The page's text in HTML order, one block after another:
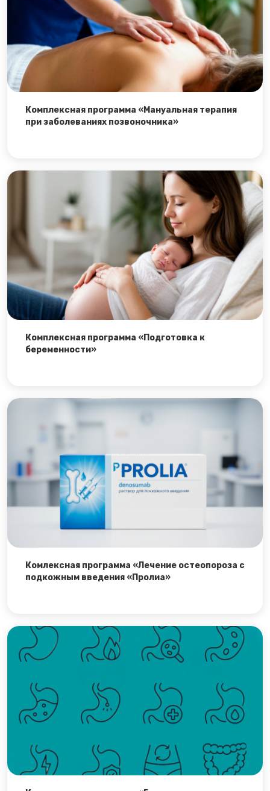
Комплексная программа «Мануальная терапия
при заболеваниях позвоночника»
Комплексная программа «Подготовка к
беременности»
Комлексная программа «Лечение остеопороза с
подкожным введения «Пролиа»